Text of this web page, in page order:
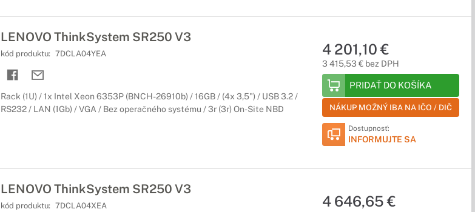
LENOVO ThinkSystem SR250 V3
kód produktu: 7DCLA04YEA
Rack (1U) / 1x Intel Xeon 6353P (BNCH-26910b) / 16GB / (4x 3,5") / USB 3.2 /
RS232 / LAN (1Gb) / VGA / Bez operačného systému / 3r (3r) On-Site NBD
4 201,10 €
3 415,53 € bez DPH
PRIDAŤ DO KOŠÍKA
NÁKUP MOŽNÝ IBA NA IČO / DIČ
Dostupnosť:
INFORMUJTE SA
LENOVO ThinkSystem SR250 V3
kód produktu: 7DCLA04XEA 4 646,65 €